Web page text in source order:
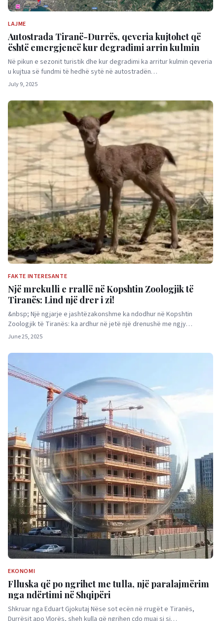
LAJME
Autostrada Tiranë-Durrës, qeveria kujtohet që
është emergjencë kur degradimi arrin kulmin
Në pikun e sezonit turistik dhe kur degradimi ka arritur kulmin qeveria
u kujtua së fundmi të hedhë sytë në autostradën…
July 9, 2025
FAKTE INTERESANTE
Një mrekulli e rrallë në Kopshtin Zoologjik të
Tiranës: Lind një drer i zi!
&nbsp; Një ngjarje e jashtëzakonshme ka ndodhur në Kopshtin
Zoologjik të Tiranës: ka ardhur në jetë një drenushë me ngjy…
June 25, 2025
EKONOMI
Flluska që po ngrihet me tulla, një paralajmërim
nga ndërtimi në Shqipëri
Shkruar nga Eduart Gjokutaj Nëse sot ecën në rrugët e Tiranës,
Durrësit apo Vlorës, sheh kulla që ngrihen çdo muaj si si…